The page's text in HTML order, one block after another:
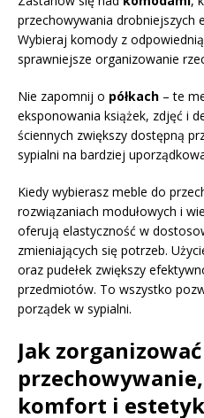
przechowywania drobniejszych
Wybieraj komody z
sprawniejsze organizowanie
Nie zapomnij o półkach – te
eksponowania książek, zdjęć i
ściennych zwiększy dostępną
sypialni na bardziej
Kiedy wybierasz meble do
rozwiązaniach modułowych i
oferują elastyczność w
zmieniających się potrzeb.
oraz pudełek zwiększy
przedmiotów. To wszystko
porządek w sypialni.
Jak zorganizować
komfort i